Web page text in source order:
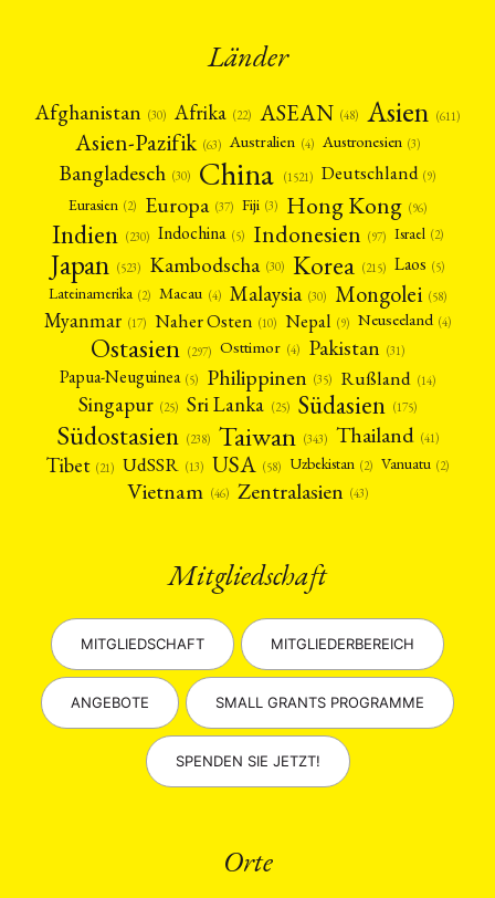
Länder
Afghanistan (30) Afrika (22) ASEAN (48) Asien (611)
Asien-Pazifik (63) Australien (4) Austronesien (3)
Bangladesch (30) China (1521) Deutschland (9)
Eurasien (2) Europa (37) Fiji (3) Hong Kong (96)
Indien (230) Indochina (5) Indonesien (97) Israel (2)
Japan (523) Kambodscha (30) Korea (215) Laos (5)
Lateinamerika (2) Macau (4) Malaysia (30) Mongolei (58)
Myanmar (17) Naher Osten (10) Nepal (9) Neuseeland (4)
Ostasien (297) Osttimor (4) Pakistan (31)
Papua-Neuguinea (5) Philippinen (35) Rußland (14)
Singapur (25) Sri Lanka (25) Südasien (175)
Südostasien (238) Taiwan (343) Thailand (41)
Tibet (21) UdSSR (13) USA (58) Uzbekistan (2) Vanuatu (2)
Vietnam (46) Zentralasien (43)
Mitgliedschaft
MITGLIEDSCHAFT MITGLIEDERBEREICH
ANGEBOTE SMALL GRANTS PROGRAMME
SPENDEN SIE JETZT!
Orte